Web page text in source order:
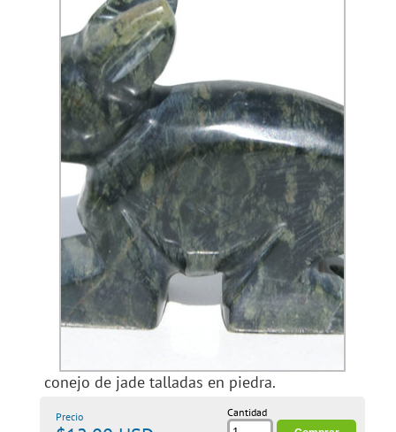
conejo de jade talladas en piedra.
Precio Cantidad